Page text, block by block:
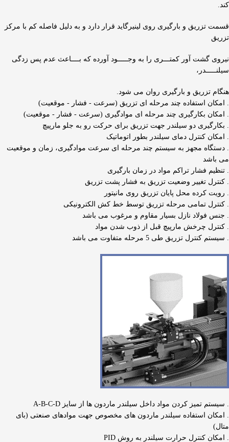
کند.
قسمت تزریق و بارگیری روی لینیرگاید قرار دارد و به دلیل فاصله کم با مرکز
تزریق
نیروی گشت آور کمتـــری را به وجـــــود آورده که بــــاعث عدم پس زدگی
سیلنـــــدر،
هنگام تزریق و بارگیری روان می شود.
. امکان استفاده چند مرحله ای تزریق (سرعت - فشار - موقعیت)
. امکان بکارگیری چند مرحله ای موادگیری (سرعت - فشار - موقعیت)
. بکارگیری دو سیلندر جهت تزریق برای حرکت رو به جلو مارپیچ
. امکان کنترل دمای سیلندر بطور اتوماتیک
. دستگاه مجهز به سیستم چند مرحله ای سرعت موادگیری، زمان و موقعیت
می باشد
. تنظیم فشار تراکم مواد در زمان بارگیری
. کنترل تغییر وضعیت تزریق به فشار پشت تزریق
. رویت کرده محل پایان تزریق روی مانیتور
. کنترل تمامی مرحله تزریق توسط خط کش الکترونیکی
. جنس فولاد نازل بسیار مقاوم و مرغوب می باشد
. کنترل چرخش مارپیچ قبل از ذوب شدن مواد
. سیستم کنترل تزریق طی 5 مرحله متفاوت می باشد
. سیستم تمیز کردن مواد داخل سیلندر ماردون ها از سایز A-B-C-D
. امکان استفاده سیلندر ماردون های مخصوص جهت موادهای صنعتی (بای
متال)
. امکان کنترل حرارت سیلندر به روش PID